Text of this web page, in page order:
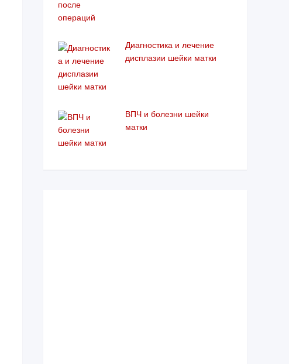
Диагностика и лечение
дисплазии шейки матки
ВПЧ и болезни шейки
матки